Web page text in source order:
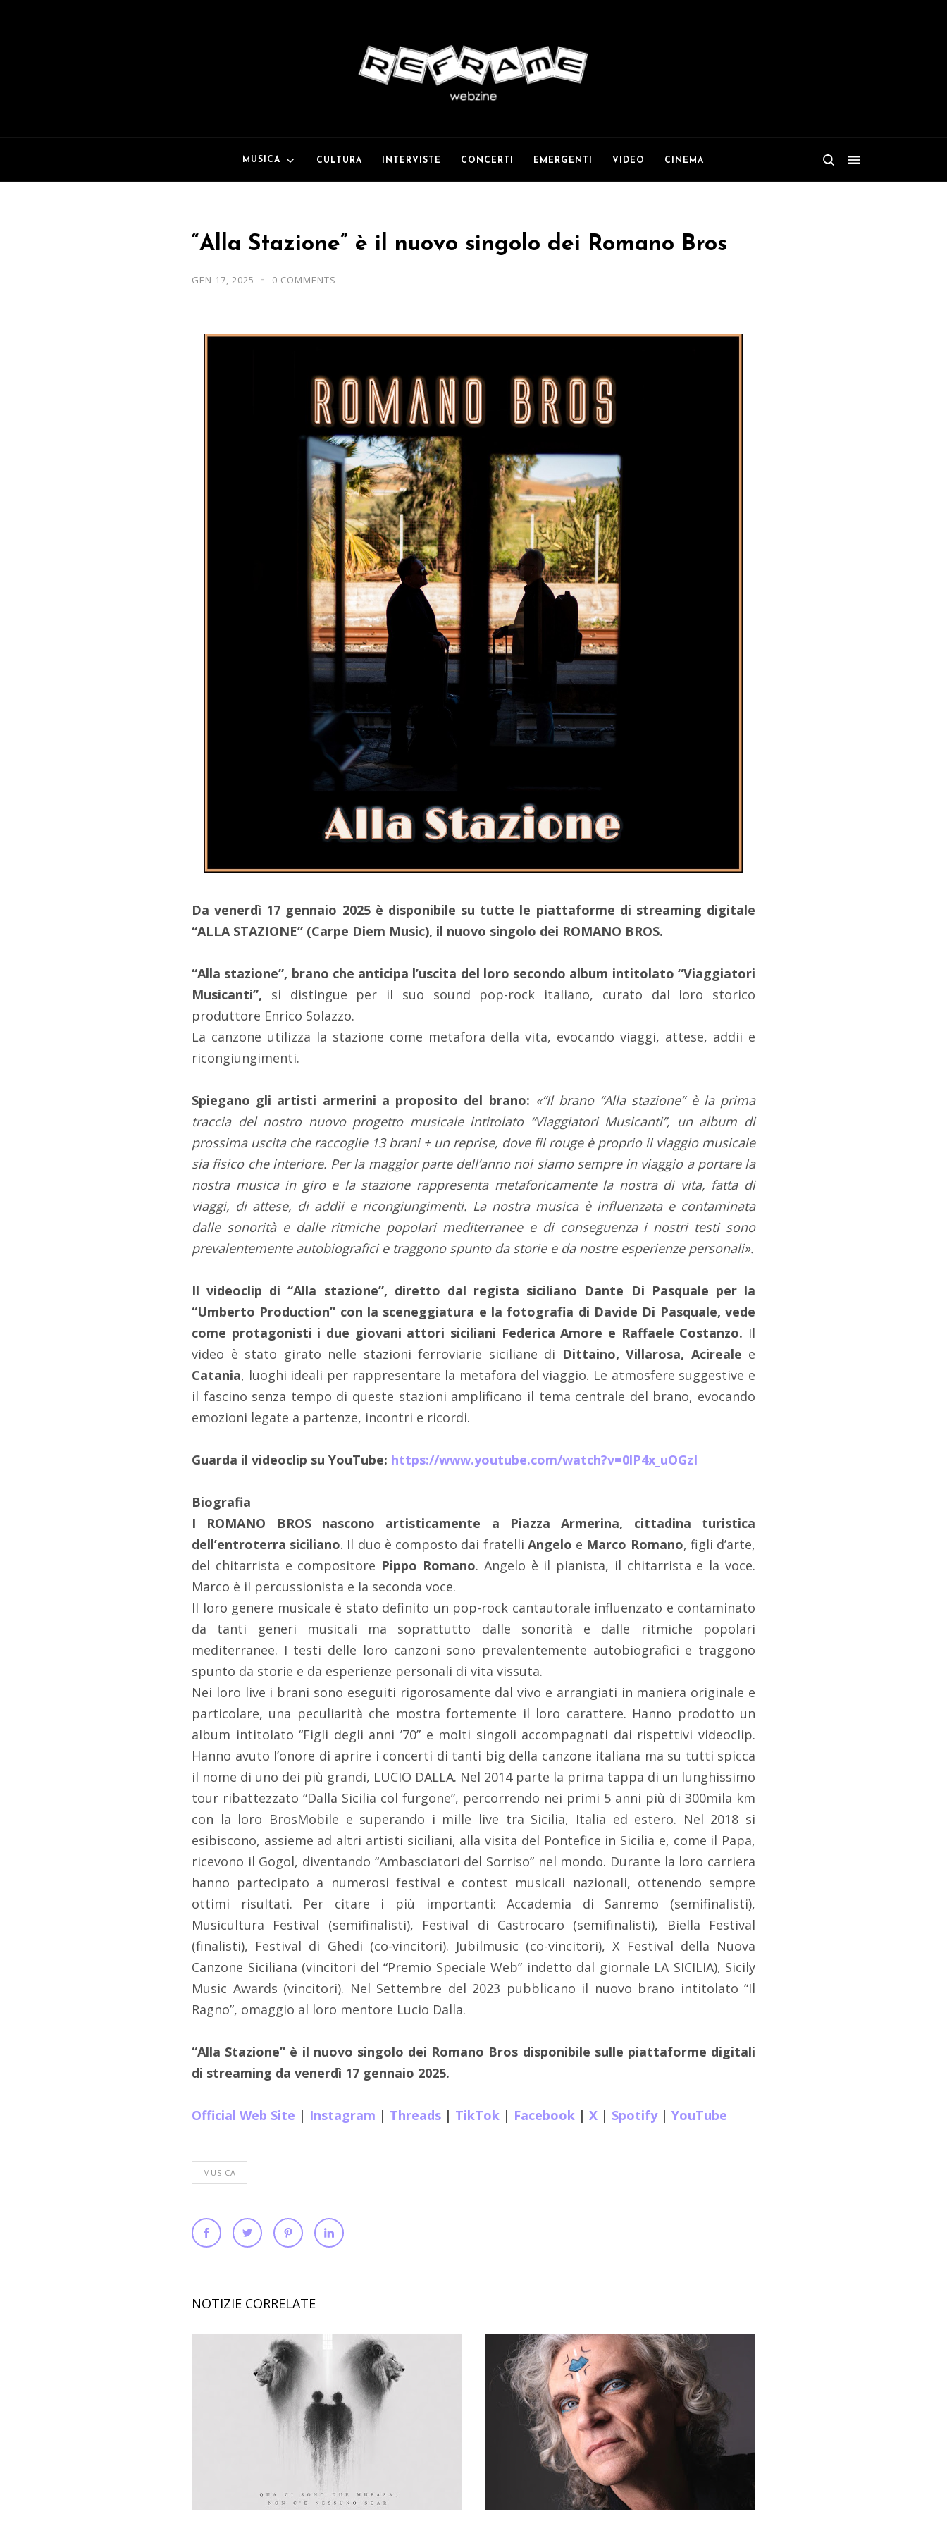
MUSICA CULTURA INTERVISTE CONCERTI EMERGENTI VIDEO CINEMA
“Alla Stazione” è il nuovo singolo dei Romano Bros
GEN 17, 2025 0 COMMENTS
Da venerdì 17 gennaio 2025 è disponibile su tutte le piattaforme di streaming digitale
“ALLA STAZIONE” (Carpe Diem Music), il nuovo singolo dei ROMANO BROS.
“Alla stazione”, brano che anticipa l’uscita del loro secondo album intitolato “Viaggiatori
Musicanti”, si distingue per il suo sound pop-rock italiano, curato dal loro storico
produttore Enrico Solazzo.
La canzone utilizza la stazione come metafora della vita, evocando viaggi, attese, addii e
ricongiungimenti.
Spiegano gli artisti armerini a proposito del brano: «“Il brano “Alla stazione” è la prima
traccia del nostro nuovo progetto musicale intitolato “Viaggiatori Musicanti”, un album di
prossima uscita che raccoglie 13 brani + un reprise, dove fil rouge è proprio il viaggio musicale
sia fisico che interiore. Per la maggior parte dell’anno noi siamo sempre in viaggio a portare la
nostra musica in giro e la stazione rappresenta metaforicamente la nostra di vita, fatta di
viaggi, di attese, di addìi e ricongiungimenti. La nostra musica è influenzata e contaminata
dalle sonorità e dalle ritmiche popolari mediterranee e di conseguenza i nostri testi sono
prevalentemente autobiografici e traggono spunto da storie e da nostre esperienze personali».
Il videoclip di “Alla stazione”, diretto dal regista siciliano Dante Di Pasquale per la
“Umberto Production” con la sceneggiatura e la fotografia di Davide Di Pasquale, vede
come protagonisti i due giovani attori siciliani Federica Amore e Raffaele Costanzo. Il
video è stato girato nelle stazioni ferroviarie siciliane di Dittaino, Villarosa, Acireale e
Catania, luoghi ideali per rappresentare la metafora del viaggio. Le atmosfere suggestive e
il fascino senza tempo di queste stazioni amplificano il tema centrale del brano, evocando
emozioni legate a partenze, incontri e ricordi.
Guarda il videoclip su YouTube: https://www.youtube.com/watch?v=0lP4x_uOGzI
Biografia
I ROMANO BROS nascono artisticamente a Piazza Armerina, cittadina turistica
dell’entroterra siciliano. Il duo è composto dai fratelli Angelo e Marco Romano, figli d’arte,
del chitarrista e compositore Pippo Romano. Angelo è il pianista, il chitarrista e la voce.
Marco è il percussionista e la seconda voce.
Il loro genere musicale è stato definito un pop-rock cantautorale influenzato e contaminato
da tanti generi musicali ma soprattutto dalle sonorità e dalle ritmiche popolari
mediterranee. I testi delle loro canzoni sono prevalentemente autobiografici e traggono
spunto da storie e da esperienze personali di vita vissuta.
Nei loro live i brani sono eseguiti rigorosamente dal vivo e arrangiati in maniera originale e
particolare, una peculiarità che mostra fortemente il loro carattere. Hanno prodotto un
album intitolato “Figli degli anni ’70” e molti singoli accompagnati dai rispettivi videoclip.
Hanno avuto l’onore di aprire i concerti di tanti big della canzone italiana ma su tutti spicca
il nome di uno dei più grandi, LUCIO DALLA. Nel 2014 parte la prima tappa di un lunghissimo
tour ribattezzato “Dalla Sicilia col furgone”, percorrendo nei primi 5 anni più di 300mila km
con la loro BrosMobile e superando i mille live tra Sicilia, Italia ed estero. Nel 2018 si
esibiscono, assieme ad altri artisti siciliani, alla visita del Pontefice in Sicilia e, come il Papa,
ricevono il Gogol, diventando “Ambasciatori del Sorriso” nel mondo. Durante la loro carriera
hanno partecipato a numerosi festival e contest musicali nazionali, ottenendo sempre
ottimi risultati. Per citare i più importanti: Accademia di Sanremo (semifinalisti),
Musicultura Festival (semifinalisti), Festival di Castrocaro (semifinalisti), Biella Festival
(finalisti), Festival di Ghedi (co-vincitori). Jubilmusic (co-vincitori), X Festival della Nuova
Canzone Siciliana (vincitori del “Premio Speciale Web” indetto dal giornale LA SICILIA), Sicily
Music Awards (vincitori). Nel Settembre del 2023 pubblicano il nuovo brano intitolato “Il
Ragno”, omaggio al loro mentore Lucio Dalla.
“Alla Stazione” è il nuovo singolo dei Romano Bros disponibile sulle piattaforme digitali
di streaming da venerdì 17 gennaio 2025.
Official Web Site | Instagram | Threads | TikTok | Facebook | X | Spotify| YouTube
MUSICA
NOTIZIE CORRELATE